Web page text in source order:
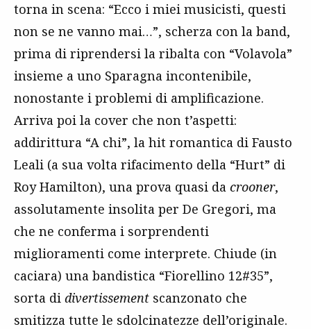
torna in scena: “Ecco i miei musicisti, questi
non se ne vanno mai…”, scherza con la band,
prima di riprendersi la ribalta con “Volavola”
insieme a uno Sparagna incontenibile,
nonostante i problemi di amplificazione.
Arriva poi la cover che non t’aspetti:
addirittura “A chi”, la hit romantica di Fausto
Leali (a sua volta rifacimento della “Hurt” di
Roy Hamilton), una prova quasi da crooner,
assolutamente insolita per De Gregori, ma
che ne conferma i sorprendenti
miglioramenti come interprete. Chiude (in
caciara) una bandistica “Fiorellino 12#35”,
sorta di divertissement scanzonato che
smitizza tutte le sdolcinatezze dell’originale.